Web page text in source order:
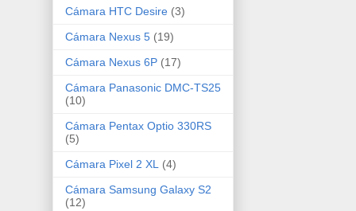
Cámara HTC Desire (3)
Cámara Nexus 5 (19)
Cámara Nexus 6P (17)
Cámara Panasonic DMC-TS25
(10)
Cámara Pentax Optio 330RS
(5)
Cámara Pixel 2 XL
(4)
Cámara Samsung Galaxy S2
(12)